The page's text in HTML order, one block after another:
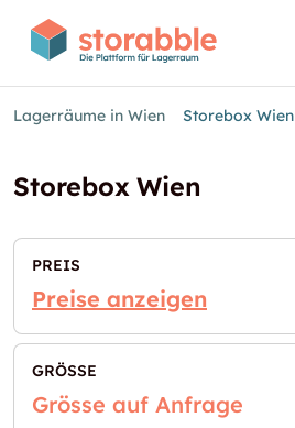
Lagerräume in Wien Storebox Wien
Storebox Wien
PREIS
Preise anzeigen
GRÖSSE
Grösse auf Anfrage